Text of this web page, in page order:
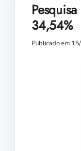
34,54%
Publicado em